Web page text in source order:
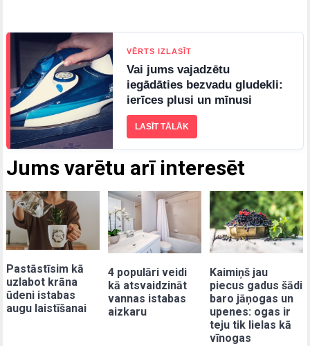
Jums varētu arī interesēt
Pastāstīsim kā
uzlabot krāna
ūdeni istabas
augu laistīšanai
4 populāri veidi
kā atsvaidzināt
vannas istabas
aizkaru
Kaimiņš jau
piecus gadus šādi
baro jāņogas un
upenes: ogas ir
teju tik lielas kā
vīnogas
VĒRTS IZLASĪT
Vai jums vajadzētu
iegādāties bezvadu gludekli:
ierīces plusi un mīnusi
LASĪT TĀLĀK